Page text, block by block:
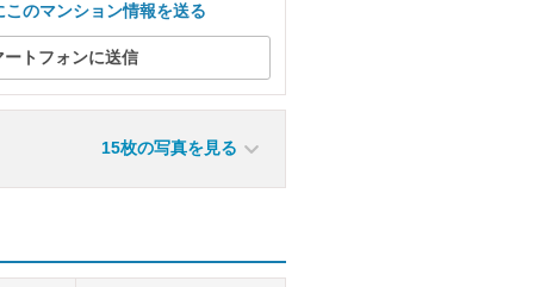
のマンション情報を送る
トフォンに送信
15枚の写真を見る